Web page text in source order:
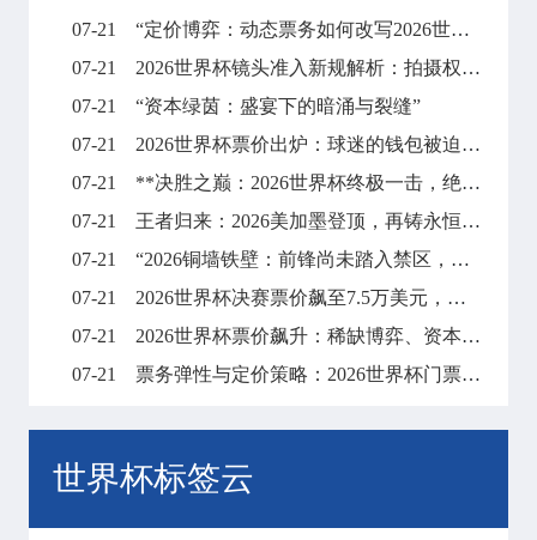
07-21
“定价博弈：动态票务如何改写2026世界杯财富格局”
07-21
2026世界杯镜头准入新规解析：拍摄权限调整与现场执行要点
07-21
“资本绿茵：盛宴下的暗涌与裂缝”
07-21
2026世界杯票价出炉：球迷的钱包被迫“踢满全场”
07-21
**决胜之巅：2026世界杯终极一击，绝杀封王**
07-21
王者归来：2026美加墨登顶，再铸永恒传奇
07-21
“2026铜墙铁壁：前锋尚未踏入禁区，梦想已碎在防线之外”
07-21
2026世界杯决赛票价飙至7.5万美元，天价门票创下历史纪录
07-21
2026世界杯票价飙升：稀缺博弈、资本暗战与全球体育消费版图的结构性重塑
07-21
票务弹性与定价策略：2026世界杯门票市场的溢价平衡机制
世界杯标签云